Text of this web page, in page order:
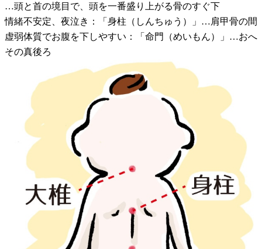
…頭と首の境目で、頭を一番盛り上がる骨のすぐ下
情緒不安定、夜泣き：「身柱（しんちゅう）」…肩甲骨の間
虚弱体質でお腹を下しやすい：「命門（めいもん）」…おへ
その真後ろ